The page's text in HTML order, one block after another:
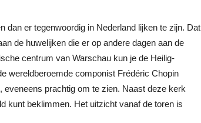
dan er tegenwoordig in Nederland lijken te zijn. Dat
de huwelijken die er op andere dagen aan de
centrum van Warschau kun je de Heilig-
wereldberoemde componist Frédéric Chopin
eveneens prachtig om te zien. Naast deze kerk
kunt beklimmen. Het uitzicht vanaf de toren is